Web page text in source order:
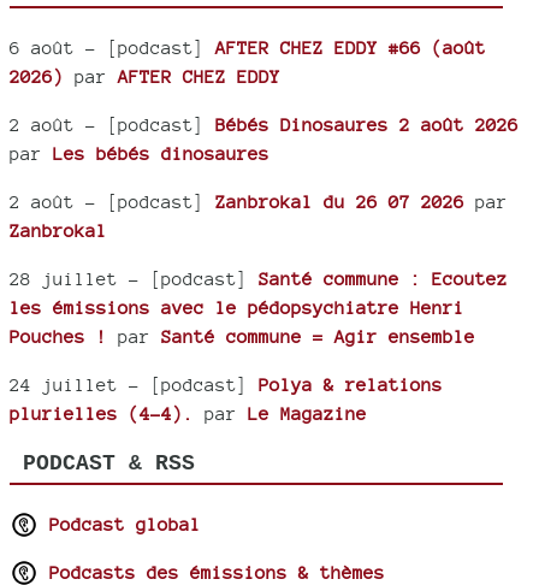
6 août - [podcast] AFTER CHEZ EDDY #66 (août
2026)
par AFTER CHEZ EDDY
2 août - [podcast] Bébés Dinosaures 2 août 2026
par Les bébés dinosaures
2 août - [podcast] Zanbrokal du 26 07 2026 par
Zanbrokal
28 juillet - [podcast] Santé commune : Ecoutez
les émissions avec le pédopsychiatre Henri
Pouches !
par Santé commune = Agir ensemble
24 juillet - [podcast] Polya & relations
plurielles (4-4).
par Le Magazine
PODCAST & RSS
Podcast global
Podcasts des émissions & thèmes